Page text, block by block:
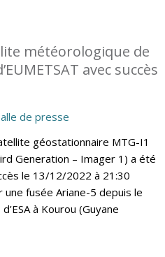
météorologique de
avec succès
de presse
géostationnaire MTG-I1
Generation – Imager 1) a été
le 13/12/2022 à 21:30
une fusée Ariane-5 depuis le
à Kourou (Guyane